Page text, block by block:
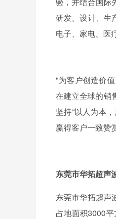
研发、设计、生
电子、家电、医
"为客户创造价
在建立全球的销
坚持“以人为本
赢得客户一致赞
东莞市华拓超声
东莞市华拓超声
占地面积3000